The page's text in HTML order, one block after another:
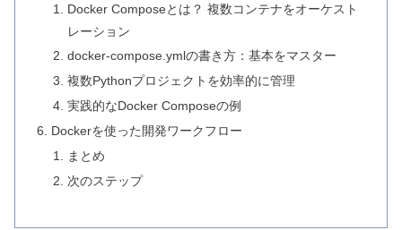
Docker Composeとは？ 複数コンテナをオーケスト
レーション
docker-compose.ymlの書き方：基本をマスター
複数Pythonプロジェクトを効率的に管理
実践的なDocker Composeの例
Dockerを使った開発ワークフロー
まとめ
次のステップ